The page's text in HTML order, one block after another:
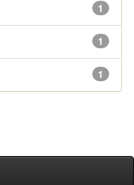
1
1
1